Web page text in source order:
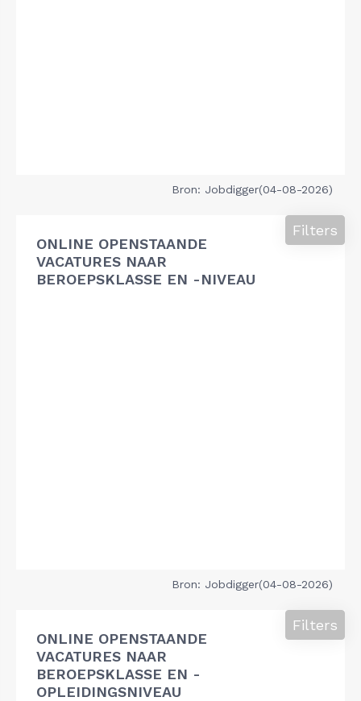
Bron: Jobdigger(04-08-2026)
ONLINE OPENSTAANDE
VACATURES NAAR
BEROEPSKLASSE EN -NIVEAU
Filters
Bron: Jobdigger(04-08-2026)
ONLINE OPENSTAANDE
VACATURES NAAR
BEROEPSKLASSE EN -
OPLEIDINGSNIVEAU
Filters